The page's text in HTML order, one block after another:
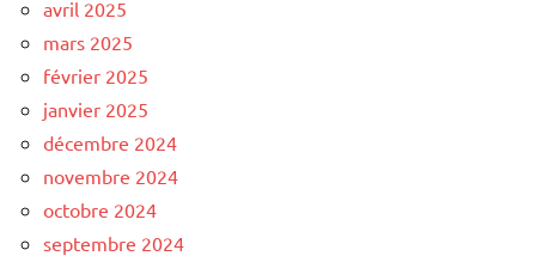
avril 2025
mars 2025
février 2025
janvier 2025
décembre 2024
novembre 2024
octobre 2024
septembre 2024